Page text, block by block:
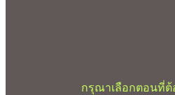
กรุณาเลือกตอนที่ต้